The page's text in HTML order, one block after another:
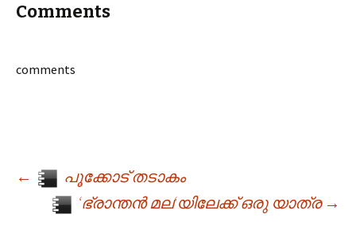
Comments
comments
Post navigation
←
പൂക്കോട് തടാകം
‘ഭ്രാന്തന്‍ മല‘യിലേക്ക് ഒരു യാത്ര →